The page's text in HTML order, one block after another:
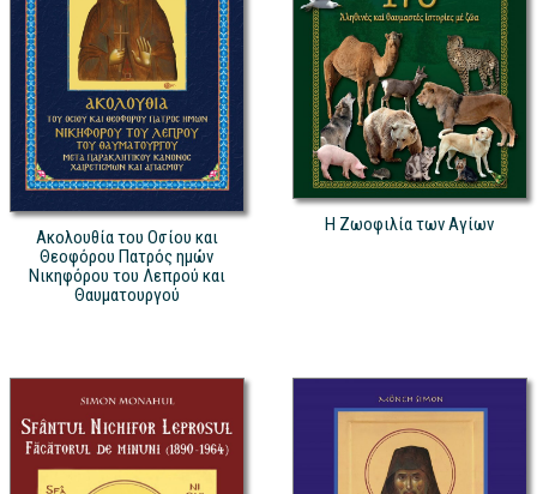
Ακολουθία του Οσίου και
Θεοφόρου Πατρός ημών
Νικηφόρου του Λεπρού και
Θαυματουργού
Η Ζωοφιλία των Αγίων